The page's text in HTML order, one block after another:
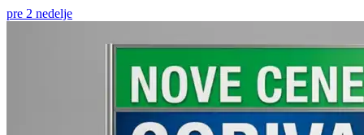
pre 2 nedelje